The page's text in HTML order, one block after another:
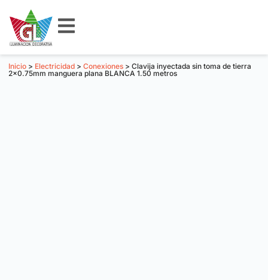
Inicio > Electricidad > Conexiones > Clavija inyectada sin toma de tierra
2×0.75mm manguera plana BLANCA 1.50 metros